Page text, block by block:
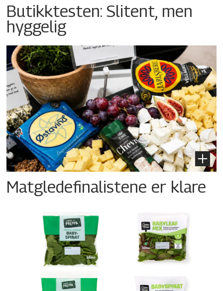
Butikktesten: Slitent, men
hyggelig
Matgledefinalistene er klare